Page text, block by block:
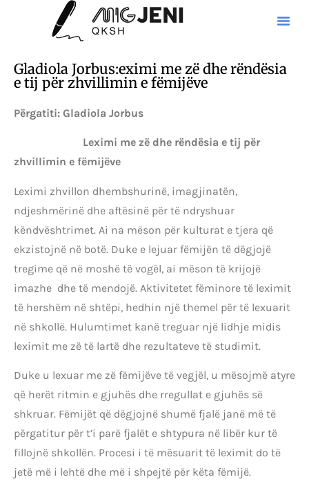
Gladiola Jorbus:eximi me zë dhe rëndësia
e tij për zhvillimin e fëmijëve
Përgatiti: Gladiola Jorbus
Leximi me zë dhe rëndësia e tij për
zhvillimin e fëmijëve
Leximi zhvillon dhembshurinë, imagjinatën,
ndjeshmërinë dhe aftësinë për të ndryshuar
këndvështrimet. Ai na mëson për kulturat e tjera që
ekzistojnë në botë. Duke e lejuar fëmijën të dëgjojë
tregime që në moshë të vogël, ai mëson të krijojë
imazhe dhe të mendojë. Aktivitetet fëminore të leximit
të hershëm në shtëpi, hedhin një themel për të lexuarit
në shkollë. Hulumtimet kanë treguar një lidhje midis
leximit me zë të lartë dhe rezultateve të studimit.
Duke u lexuar me zë fëmijëve të vegjël, u mësojmë atyre
që herët ritmin e gjuhës dhe rregullat e gjuhës së
shkruar. Fëmijët që dëgjojnë shumë fjalë janë më të
përgatitur për t’i parë fjalët e shtypura në libër kur të
fillojnë shkollën. Procesi i të mësuarit të leximit do të
jetë më i lehtë dhe më i shpejtë për këta fëmijë.